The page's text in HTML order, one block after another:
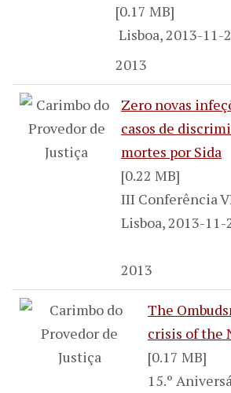
[0.17 MB]
Lisboa, 2013-11-
2013
Zero novas
casos de
mortes por Sida
[0.22 MB]
III Conferência
Lisboa, 2013-11-
2013
The
crisis of the
[0.17 MB]
15.º